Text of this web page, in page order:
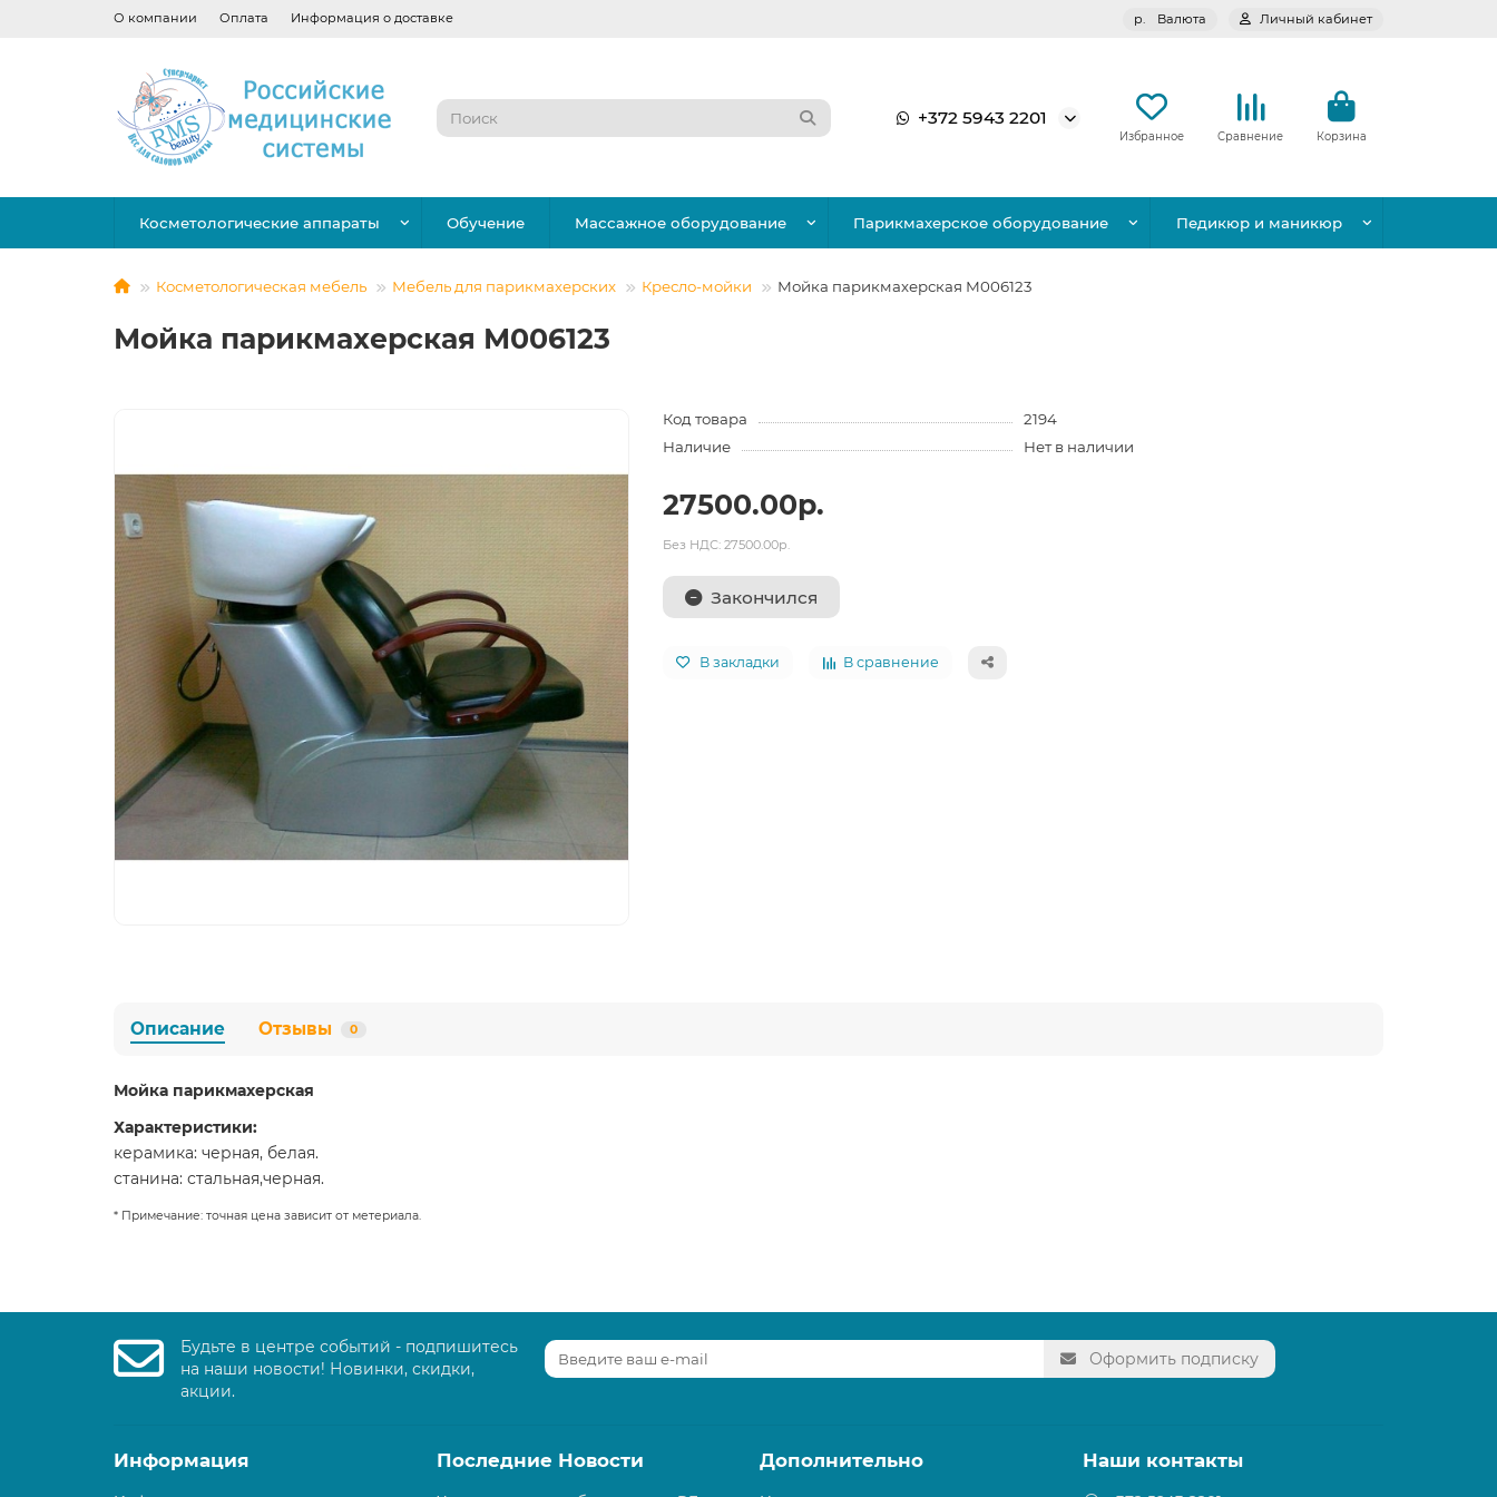
О компании Оплата Информация о доставке р. Валюта Личный кабинет
+372 5943 2201
Избранное Сравнение Корзина
Косметологические аппараты Обучение Массажное оборудование Парикмахерское оборудование Педикюр и маникюр
Косметологическая мебель Мебель для парикмахерских Кресло-мойки Мойка парикмахерская М006123
Мойка парикмахерская М006123
Код товара
2194
Наличие
Нет в наличии
27500.00р.
Без НДС: 27500.00р.
Закончился
В закладки В сравнение
Описание Отзывы 0
Мойка парикмахерская
Характеристики:
керамика: черная, белая.
станина: стальная,черная.
* Примечание: точная цена зависит от метериала.
Будьте в центре событий - подпишитесь
на наши новости! Новинки, скидки,
акции.
Оформить подписку
Информация Последние Новости Дополнительно Наши контакты